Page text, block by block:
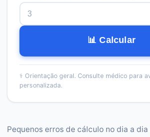
📊 Calcular
⚕️ Orientação geral. Consulte médico para
personalizada.
Pequenos erros de cálculo no dia a